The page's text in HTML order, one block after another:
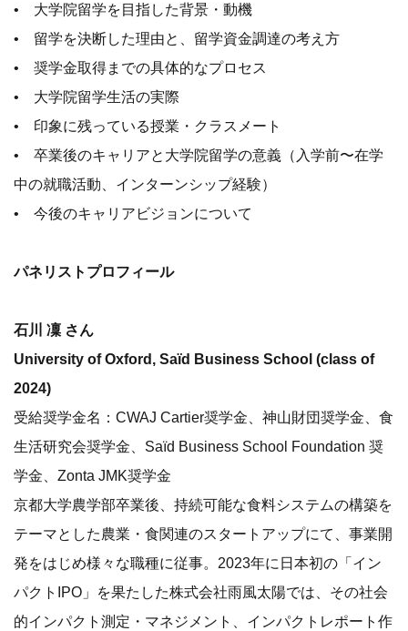
• 大学院留学を目指した背景・動機
• 留学を決断した理由と、留学資金調達の考え方
• 奨学金取得までの具体的なプロセス
• 大学院留学生活の実際
• 印象に残っている授業・クラスメート
• 卒業後のキャリアと大学院留学の意義（入学前〜在学
中の就職活動、インターンシップ経験）
• 今後のキャリアビジョンについて
パネリストプロフィール
石川 凜 さん
University of Oxford, Saïd Business School (class of
2024)
受給奨学金名：CWAJ Cartier奨学金、神山財団奨学金、食
生活研究会奨学金、Saïd Business School Foundation 奨
学金、Zonta JMK奨学金
京都大学農学部卒業後、持続可能な食料システムの構築を
テーマとした農業・食関連のスタートアップにて、事業開
発をはじめ様々な職種に従事。2023年に日本初の「イン
パクトIPO」を果たした株式会社雨風太陽では、その社会
的インパクト測定・マネジメント、インパクトレポート作